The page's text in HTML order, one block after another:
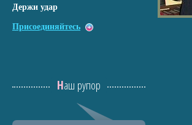
Держи удар
Присоединяйтесь
Наш рупор